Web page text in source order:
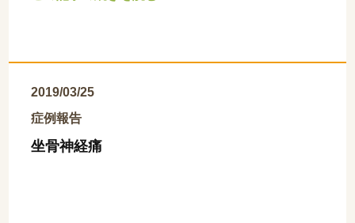
2019/03/25
症例報告
坐骨神経痛